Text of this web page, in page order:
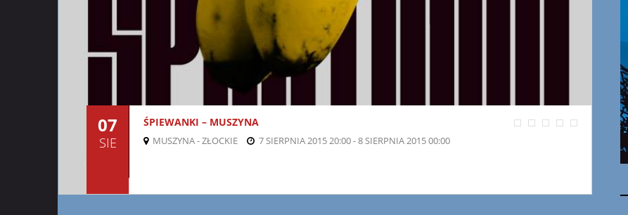
07
SIE
ŚPIEWANKI – MUSZYNA
MUSZYNA - ZŁOCKIE 7 SIERPNIA 2015 20:00 - 8 SIERPNIA 2015 00:00